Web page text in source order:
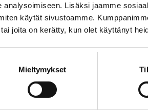
Lisäksi jaamme
käytät sivustoamme.
joita on kerätty, kun olet käyttänyt
Mieltymykset